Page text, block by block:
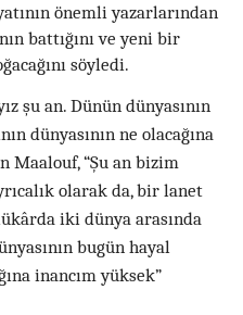
önemli yazarlarından
battığını ve yeni bir
söyledi.
şu an. Dünün dünyasının
dünyasının ne olacağına
“Şu an bizim
olarak da, bir lanet
iki dünya arasında
bugün hayal
inancım yüksek”